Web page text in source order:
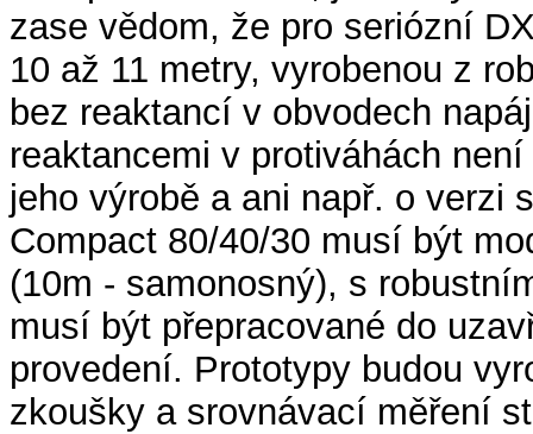
zase vědom, že pro seriózní
10 až 11 metry, vyrobenou z
bez reaktancí v obvodech
reaktancemi v protiváhách
jeho výrobě a ani např. o verzi
Compact 80/40/30 musí být
(10m - samonosný), s
musí být přepracované do
provedení. Prototypy budou
zkoušky a srovnávací měření